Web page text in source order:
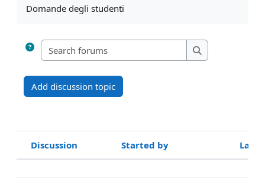
Domande degli studenti
Search forums
Search forums
Add discussion topic
Status
Discussion Started by Last